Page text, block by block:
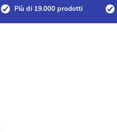
Più di 19.000 prodotti